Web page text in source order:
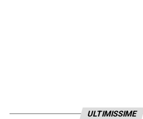
ULTIMISSIME